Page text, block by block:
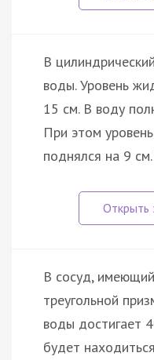
В
воды. Уровень
15 см. В воду
При этом
поднялся на 9
В сосуд,
треугольной
воды достигает
будет